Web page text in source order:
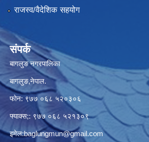
राजस्व/वैदेशिक सहयोग
संपर्क
बागलुङ नगरपालिका
बागलुङ,नेपाल.
फोन: ९७७ ०६८ ५२०३०६
फ्याक्स;: ९७७ ०६८ ५२१३०९
इमेल:baglungmun@gmail.com